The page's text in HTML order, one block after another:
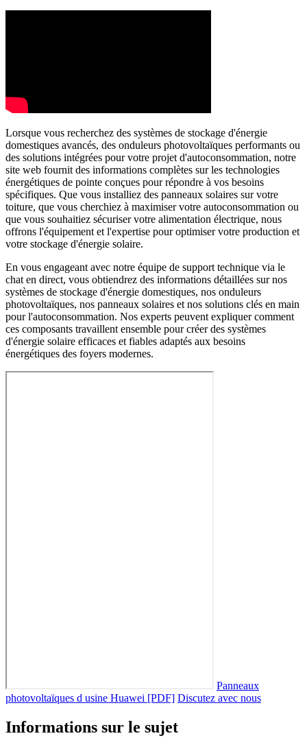
Lorsque vous recherchez des systèmes de stockage d'énergie
domestiques avancés, des onduleurs photovoltaïques performants ou
des solutions intégrées pour votre projet d'autoconsommation, notre
site web fournit des informations complètes sur les technologies
énergétiques de pointe conçues pour répondre à vos besoins
spécifiques. Que vous installiez des panneaux solaires sur votre
toiture, que vous cherchiez à maximiser votre autoconsommation ou
que vous souhaitiez sécuriser votre alimentation électrique, nous
offrons l'équipement et l'expertise pour optimiser votre production et
votre stockage d'énergie solaire.
En vous engageant avec notre équipe de support technique via le
chat en direct, vous obtiendrez des informations détaillées sur nos
systèmes de stockage d'énergie domestiques, nos onduleurs
photovoltaïques, nos panneaux solaires et nos solutions clés en main
pour l'autoconsommation. Nos experts peuvent expliquer comment
ces composants travaillent ensemble pour créer des systèmes
d'énergie solaire efficaces et fiables adaptés aux besoins
énergétiques des foyers modernes.
Panneaux
photovoltaïques d usine Huawei [PDF] Discutez avec nous
Informations sur le sujet